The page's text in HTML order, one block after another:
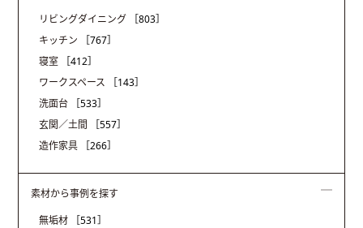
リビングダイニング
［803］
キッチン
［767］
寝室
［412］
ワークスペース
［143］
洗面台
［533］
玄関／土間
［557］
造作家具
［266］
素材から事例を探す
無垢材
［531］